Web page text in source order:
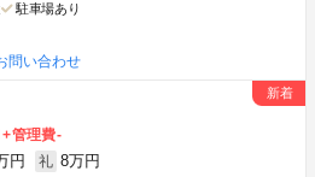
駐車場あり
問い合わせ
管理費-
円 礼 8万円